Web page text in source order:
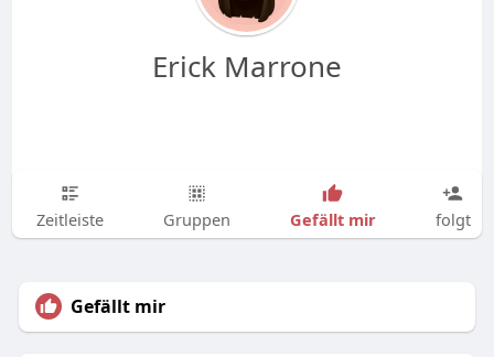
Erick Marrone
Zeitleiste Gruppen Gefällt mir folgt
Gefällt mir